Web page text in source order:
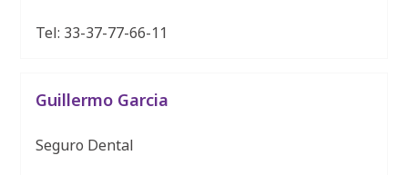
Tel: 33-37-77-66-11
Guillermo Garcia
Seguro Dental